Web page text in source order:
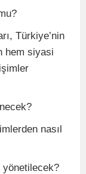
Türkiye’nin
hem siyasi
nasıl
yönetilecek?